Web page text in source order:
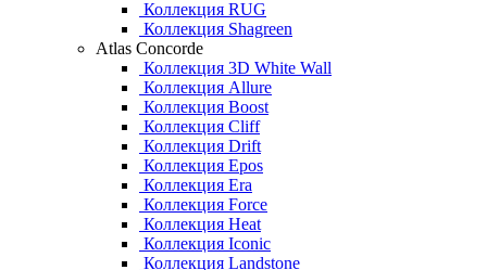
Коллекция RUG
Коллекция Shagreen
Atlas Concorde
Коллекция 3D White Wall
Коллекция Allure
Коллекция Boost
Коллекция Cliff
Коллекция Drift
Коллекция Epos
Коллекция Era
Коллекция Force
Коллекция Heat
Коллекция Iconic
Коллекция Landstone